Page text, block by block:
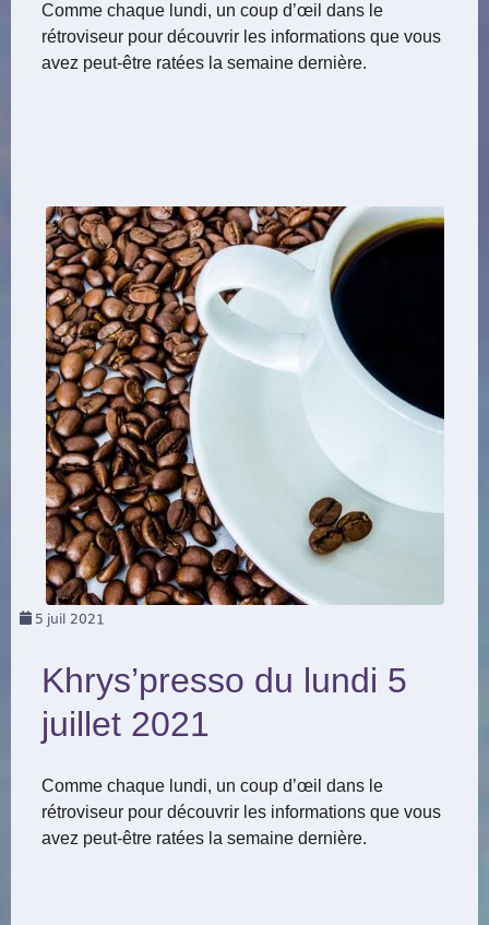
Comme chaque lundi, un coup d’œil dans le
rétroviseur pour découvrir les informations que vous
avez peut-être ratées la semaine dernière.
5 juil 2021
Khrys’presso du lundi 5
juillet 2021
Comme chaque lundi, un coup d’œil dans le
rétroviseur pour découvrir les informations que vous
avez peut-être ratées la semaine dernière.